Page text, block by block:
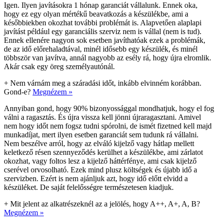
Igen. Ilyen javításokra 1 hónap garanciát vállalunk. Ennek oka,
hogy ez egy olyan mértékű beavatkozás a készülékbe, ami a
későbbiekben okozhat további problémát is. Alapvetően alaplapi
javítást például egy garanciális szerviz nem is vállal (nem is tud).
Ennek ellenére nagyon sok esetben javíthatóak ezek a problémák,
de az idő előrehaladtával, minél idősebb egy készülék, és minél
többször van javítva, annál nagyobb az esély rá, hogy újra elromlik.
Akár csak egy öreg személyautónál.
+ Nem várnám meg a száradási időt, inkább elvinném korábban.
Gond-e? Megnézem »
Annyiban gond, hogy 90% bizonyossággal mondhatjuk, hogy el fog
válni a ragasztás. És újra vissza kell jönni újraragasztani. Amivel
nem hogy időt nem fogsz tudni spórolni, de ismét fizetned kell majd
munkadíjat, mert ilyen esetben garanciát sem tudunk rá vállalni.
Nem beszélve arról, hogy az elváló kijelző vagy hátlap mellett
keletkező résen szennyeződés kerülhet a készülékbe, ami zárlatot
okozhat, vagy foltos lesz a kijelző háttérfénye, ami csak kijelző
cserével orvosolható. Ezek mind plusz költségek és újabb idő a
szervizben. Ezért is nem ajánljuk azt, hogy idő előtt elvidd a
készüléket. De saját felelősségre természetesen kiadjuk.
+ Mit jelent az alkatrészeknél az a jelölés, hogy A++, A+, A, B?
Megnézem »